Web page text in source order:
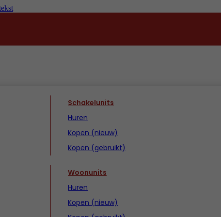
Schakelunits
Huren
Kopen (nieuw)
Kopen (gebruikt)
Woonunits
Huren
Kopen (nieuw)